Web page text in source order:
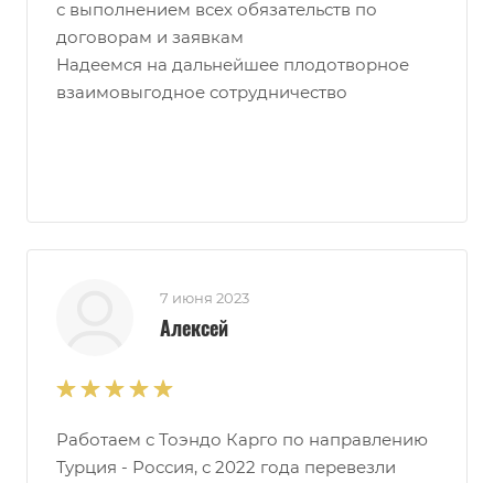
с выполнением всех обязательств по
договорам и заявкам
Надеемся на дальнейшее плодотворное
взаимовыгодное сотрудничество
7 июня 2023
Алексей
Работаем с Тоэндо Карго по направлению
Турция - Россия, с 2022 года перевезли